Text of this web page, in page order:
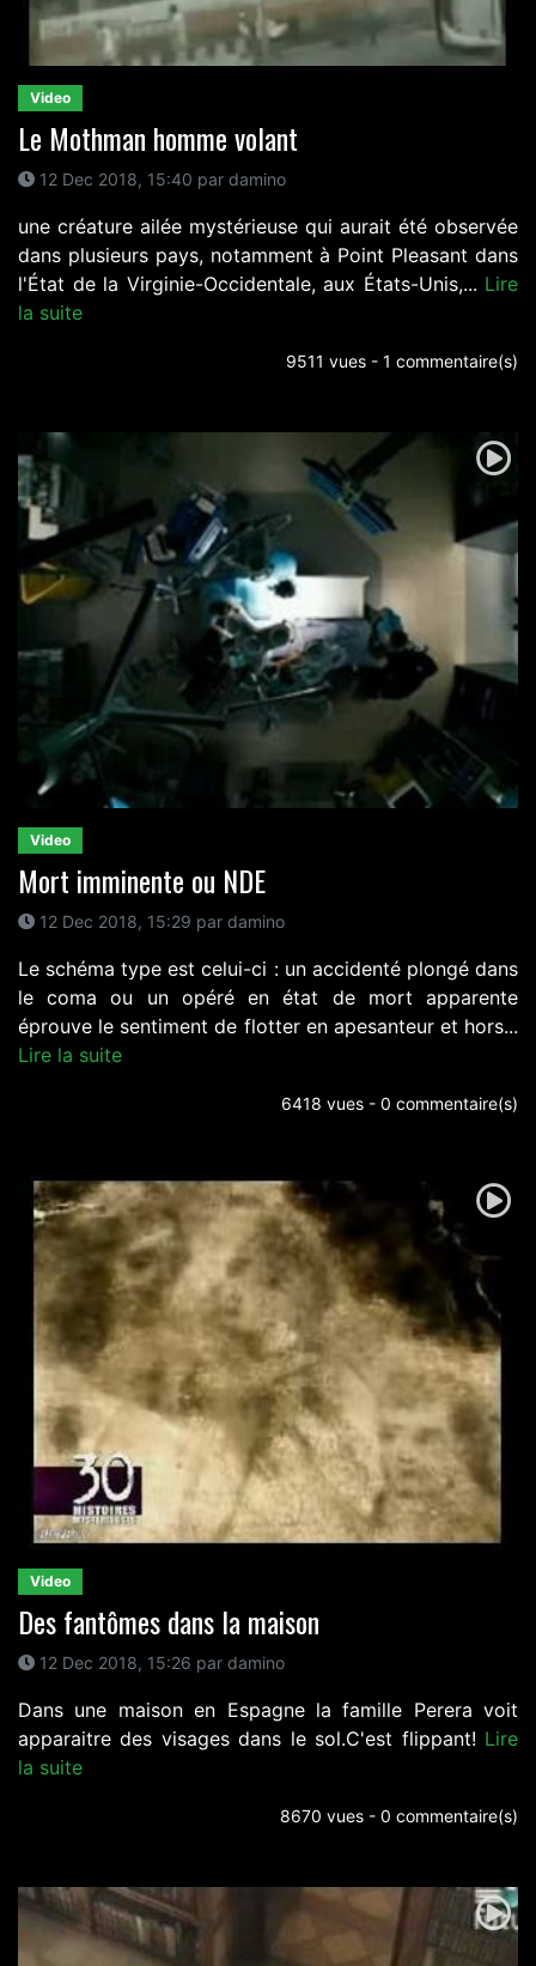
Video
Le Mothman homme volant
12 Dec 2018, 15:40 par damino
une créature ailée mystérieuse qui aurait été observée
dans plusieurs pays, notamment à Point Pleasant dans
l'État de la Virginie-Occidentale, aux États-Unis,... Lire
la suite
9511 vues - 1 commentaire(s)
Video
Mort imminente ou NDE
12 Dec 2018, 15:29 par damino
Le schéma type est celui-ci : un accidenté plongé dans
le coma ou un opéré en état de mort apparente
éprouve le sentiment de flotter en apesanteur et hors...
Lire la suite
6418 vues - 0 commentaire(s)
Video
Des fantômes dans la maison
12 Dec 2018, 15:26 par damino
Dans une maison en Espagne la famille Perera voit
apparaitre des visages dans le sol.C'est flippant! Lire
la suite
8670 vues - 0 commentaire(s)